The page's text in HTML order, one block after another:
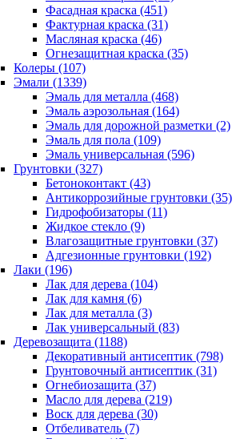
Фасадная краска (451)
Фактурная краска (31)
Масляная краска (46)
Огнезащитная краска (35)
Колеры (107)
Эмали (1339)
Эмаль для металла (468)
Эмаль аэрозольная (164)
Эмаль для дорожной разметки (2)
Эмаль для пола (109)
Эмаль универсальная (596)
Грунтовки (327)
Бетоноконтакт (43)
Антикоррозийные грунтовки (35)
Гидрофобизаторы (11)
Жидкое стекло (9)
Влагозащитные грунтовки (37)
Адгезионные грунтовки (192)
Лаки (196)
Лак для дерева (104)
Лак для камня (6)
Лак для металла (3)
Лак универсальный (83)
Деревозащита (1188)
Декоративный антисептик (798)
Грунтовочный антисептик (31)
Огнебиозащита (37)
Масло для дерева (219)
Воск для дерева (30)
Отбеливатель (7)